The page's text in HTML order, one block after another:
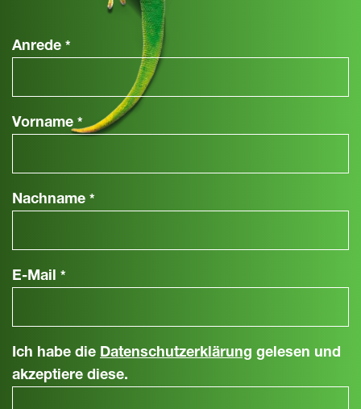
Anrede *
Vorname *
Nachname *
E-Mail *
Ich habe die Datenschutzerklärung gelesen und
akzeptiere diese.